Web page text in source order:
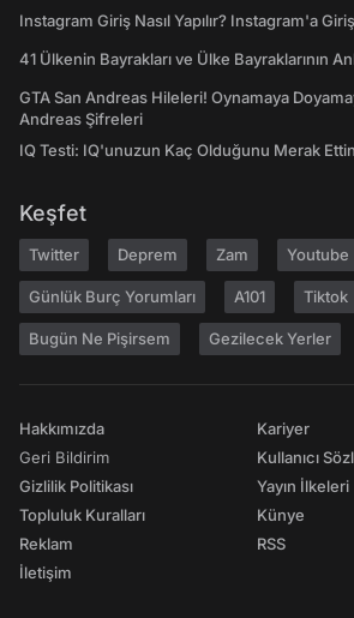
Instagram Giriş Nasıl Yapılır? Instagram'a
41 Ülkenin Bayrakları ve Ülke Bayraklarının
GTA San Andreas Hileleri! Oynamaya
Andreas Şifreleri
IQ Testi: IQ'unuzun Kaç Olduğunu Merak
Keşfet
Twitter Deprem Zam Youtube
Günlük Burç Yorumları A101 Tiktok
Bugün Ne Pişirsem Gezilecek Yerler
Hakkımızda
Geri Bildirim
Gizlilik Politikası
Topluluk Kuralları
Reklam
İletişim
Kariyer
Kullanıcı
Yayın İlkeleri
Künye
RSS